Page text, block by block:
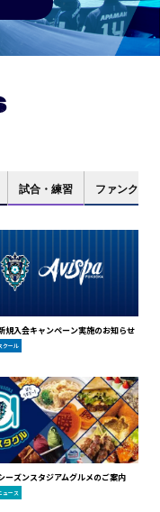
試合・練習 ファンクラブ
規入会キャンペーン実施のお知らせ
クール
ーズンスタジアムグルメのご案内
ュース